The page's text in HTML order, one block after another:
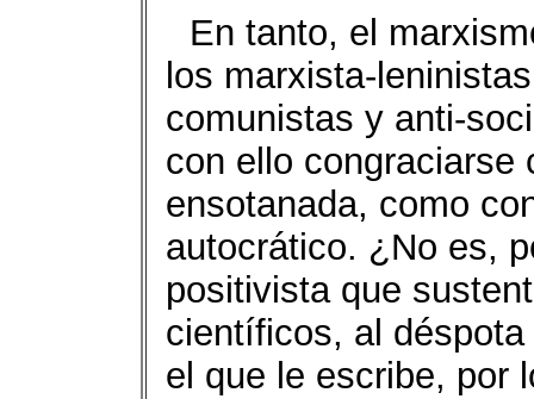
En tanto, el
los marxista-
comunistas y anti-
con ello congraciarse
ensotanada, como
autocrático. ¿No es,
positivista que
científicos, al
el que le escribe, por